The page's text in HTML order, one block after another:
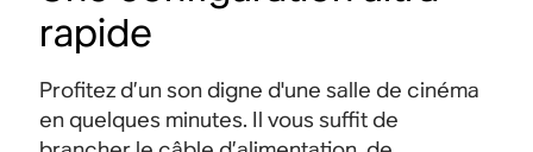
rapide
Profitez d’un son digne d'une salle de cinéma
en quelques minutes. Il vous suffit de